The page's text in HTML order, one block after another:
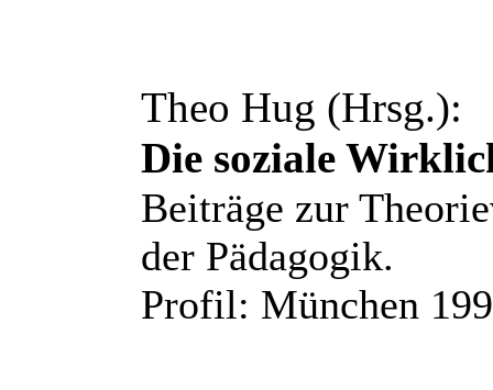
Theo Hug (Hrsg.):
Die soziale
Beiträge zur
der Pädagogik.
Profil: München